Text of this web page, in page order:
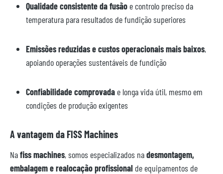
Qualidade consistente da fusão e controlo preciso da
temperatura para resultados de fundição superiores
Emissões reduzidas e custos operacionais mais baixos,
apoiando operações sustentáveis de fundição
Confiabilidade comprovada e longa vida útil, mesmo em
condições de produção exigentes
A vantagem da FISS Machines
Nafiss machines, somos especializados nadesmontagem,
embalagem e realocação profissional de equipamentos de